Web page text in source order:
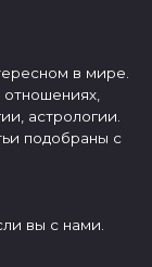
в мире.
астрологии.
подобраны с
вы с нами.